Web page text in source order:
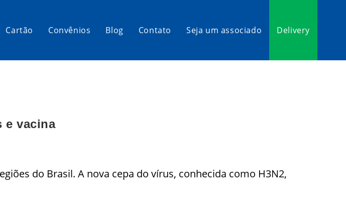
Cartão Convênios Blog Contato Seja um associado Delivery
e vacina
do Brasil. A nova cepa do vírus, conhecida como H3N2,